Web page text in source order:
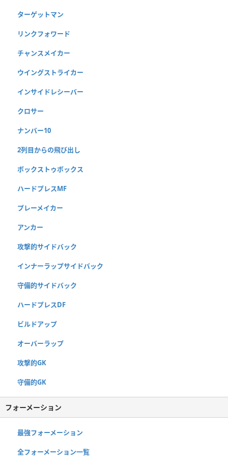
ターゲットマン
リンクフォワード
チャンスメイカー
ウイングストライカー
インサイドレシーバー
クロサー
ナンバー10
2列目からの飛び出し
ボックストゥボックス
ハードプレスMF
プレーメイカー
アンカー
攻撃的サイドバック
インナーラップサイドバック
守備的サイドバック
ハードプレスDF
ビルドアップ
オーバーラップ
攻撃的GK
守備的GK
フォーメーション
最強フォーメーション
全フォーメーション一覧